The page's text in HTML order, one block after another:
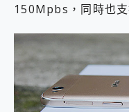
150Mpbs，同時也